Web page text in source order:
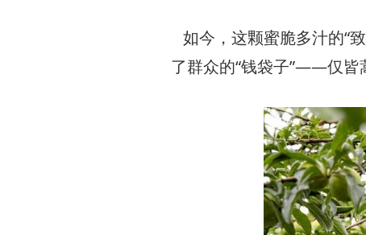
如今，这颗蜜脆多汁的“
了群众的“钱袋子”——仅皆